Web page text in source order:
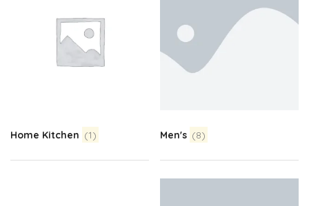
Home Kitchen (1) Men's (8)